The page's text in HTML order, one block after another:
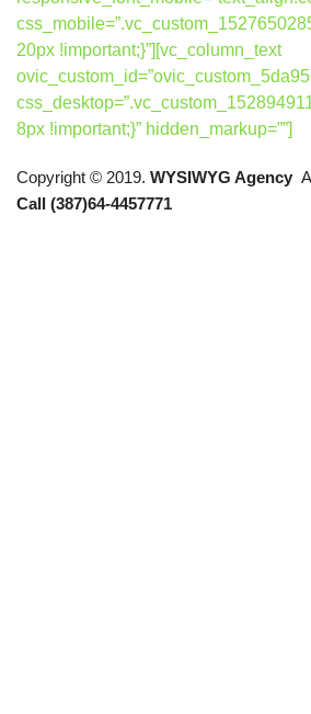
20px !important;}”][vc_column_text
8px !important;}” hidden_markup=””]
Copyright © 2019. WYSIWYG Agency
Call (387)64-4457771